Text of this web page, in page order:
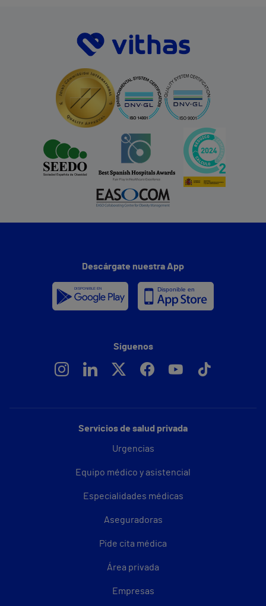
Servicios de salud privada
Urgencias
Equipo médico y asistencial
Especialidades médicas
Aseguradoras
Pide cita médica
Área privada
Empresas
Descárgate nuestra App
Síguenos